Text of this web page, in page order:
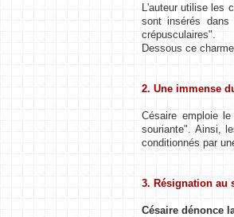
L'auteur utilise les
sont insérés
crépusculaires".
Dessous ce
2. Une immense
Césaire emploie le
souriante". Ainsi,
conditionnés par
3. Résignation au
Césaire dénonce